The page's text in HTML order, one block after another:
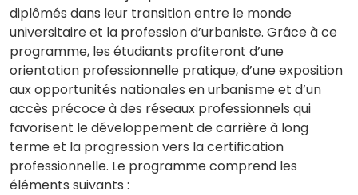
diplômés dans leur transition entre le monde
universitaire et la profession d’urbaniste. Grâce à ce
programme, les étudiants profiteront d’une
orientation professionnelle pratique, d’une exposition
aux opportunités nationales en urbanisme et d’un
accès précoce à des réseaux professionnels qui
favorisent le développement de carrière à long
terme et la progression vers la certification
professionnelle. Le programme comprend les
éléments suivants :